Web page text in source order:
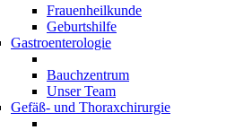
Frauenheilkunde
Geburtshilfe
Gastroenterologie
Bauchzentrum
Unser Team
Gefäß- und Thoraxchirurgie